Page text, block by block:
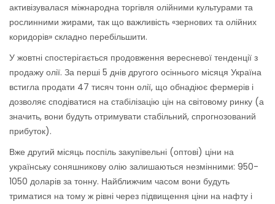
активізувалася міжнародна торгівля олійними культурами та
рослинними жирами, так що важливість «зернових та олійних
коридорів» складно перебільшити.
У жовтні спостерігається продовження вересневої тенденції з
продажу олії. За перші 5 днів другого осіннього місяця Україна
встигла продати 47 тисяч тонн олії, що обнадіює фермерів і
дозволяє сподіватися на стабілізацію цін на світовому ринку (а
значить, вони будуть отримувати стабільний, спрогнозований
прибуток).
Вже другий місяць поспіль закупівельні (оптові) ціни на
українську соняшникову олію залишаються незмінними: 950-
1050 доларів за тонну. Найближчим часом вони будуть
триматися на тому ж рівні через підвищення ціни на нафту і